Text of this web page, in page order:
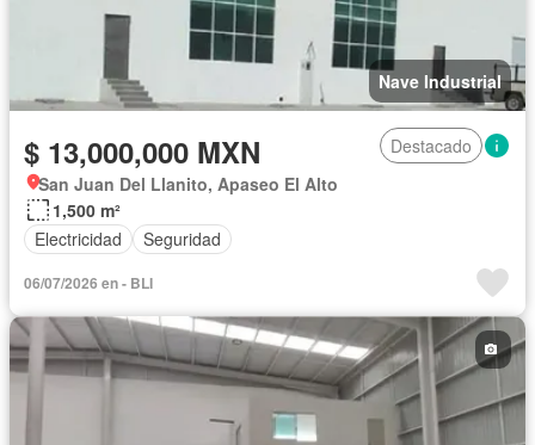
Nave Industrial
$ 13,000,000 MXN
Destacado
San Juan Del Llanito, Apaseo El Alto
1,500 m²
Electricidad
Seguridad
06/07/2026 en - BLI